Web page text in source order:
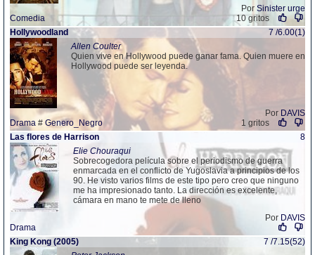
Por Sinister urge
Comedia
10 gritos
Hollywoodland
7 /6.00(1)
Allen Coulter
Quien vive en Hollywood puede ganar fama. Quien muere en
Hollywood puede ser leyenda.
Por DAVIS
Drama # Genero_Negro
1 gritos
Las flores de Harrison
8
Elie Chouraqui
Sobrecogedora película sobre el periodismo de guerra
enmarcada en el conflicto de Yugoslavia a principios de los
90. He visto varios films de este tipo pero creo que ninguno
me ha impresionado tanto. La dirección es excelente,
cámara en mano te mete de lleno
Por DAVIS
Drama
King Kong (2005)
7 /7.15(52)